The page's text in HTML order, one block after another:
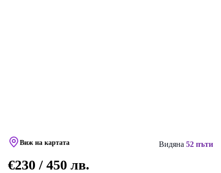
Виж на картата Видяна 52 пъти
€230 / 450 лв.